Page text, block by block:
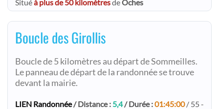
Situéà plus de 50 kilomètresdeOches
Boucle des Girollis
Boucle de 5 kilomètres au départ de Sommeilles.
Le panneau de départ de la randonnée se trouve
devant la mairie.
LIEN Randonnée/ Distance : 5,4/ Durée :01:45:00/ 55 -